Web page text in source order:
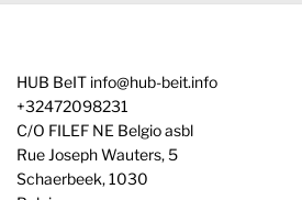
HUB BeIT info@hub-beit.info
+32472098231
C/O FILEF NE Belgio asbl
Rue Joseph Wauters, 5
Schaerbeek,1030